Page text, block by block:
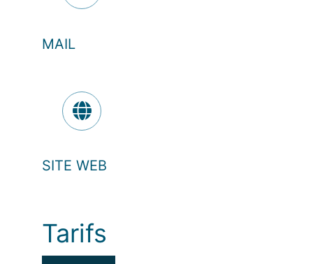
MAIL
SITE WEB
Tarifs